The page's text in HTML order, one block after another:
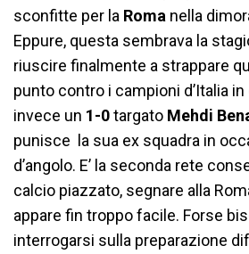
sconfitte per la Roma nella
Eppure, questa sembrava la
riuscire finalmente a strappare
punto contro i campioni d’Italia
invece un 1-0targato Mehdi
punisce la sua ex squadra in
d’angolo. E’ la seconda rete
calcio piazzato, segnare alla
appare fin troppo facile. Forse
interrogarsi sulla preparazione